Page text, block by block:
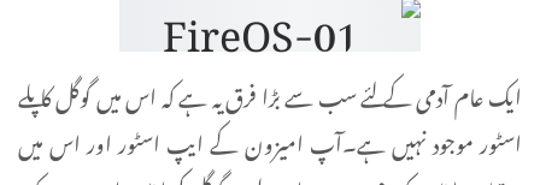
ایک عام آدمی کے لئے سب سے بڑا فرق یہ ہے کہ اس میں گوگل کا پلے
اسٹور موجود نہیں ہے۔آپ امیزون کے ایپ اسٹور اور اس میں